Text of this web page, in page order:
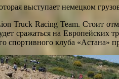
выступает немецком
Truck Racing Team. Стоит
сражаться на Европейских
спортивного клуба «Астана»